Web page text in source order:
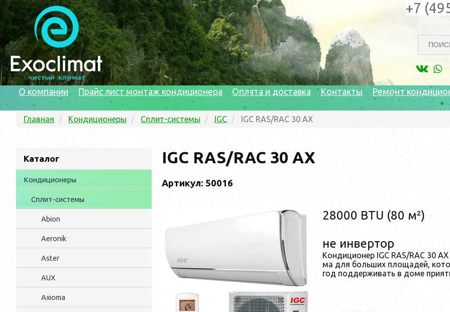
+7
О компании Прайс лист монтаж кондиционера Оплата и доставка Контакты Ремонт
Главная Кондиционеры Сплит-системы IGC IGC RAS/RAC 30 AX
Каталог
Кондиционеры
Сплит-системы
Abion
Aeronik
Aster
AUX
Axioma
IGC RAS/RAC 30 AX
Артикул: 50016
28000 BTU (80 м²)
не инвертор
Кондиционер IGC RAS/RAC 30
ма для больших площадей,
год под­дер­жи­вать в до­ме